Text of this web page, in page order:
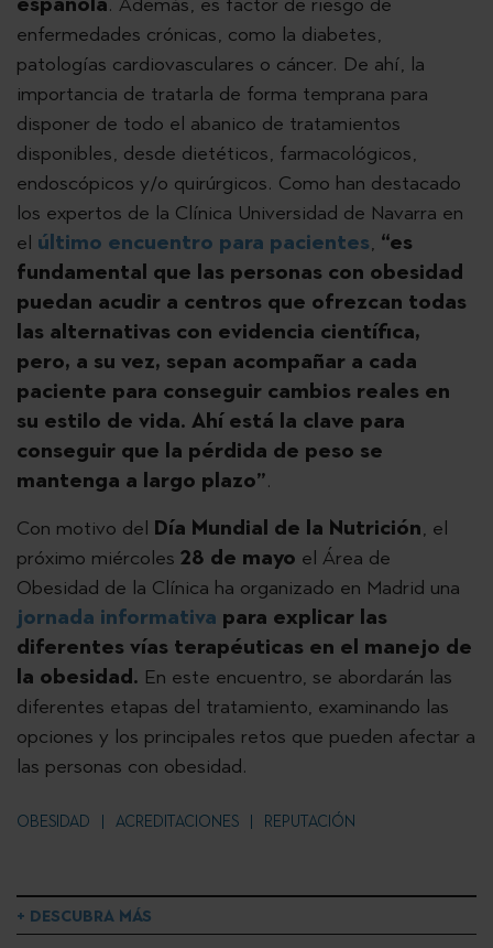
enfermedades crónicas, como la diabetes,
patologías cardiovasculares o cáncer. De ahí, la
importancia de tratarla de forma temprana para
disponer de todo el abanico de tratamientos
disponibles, desde dietéticos, farmacológicos,
endoscópicos y/o quirúrgicos. Como han destacado
los expertos de la Clínica Universidad de Navarra en
el último encuentro para pacientes, “es
fundamental que las personas con obesidad
puedan acudir a centros que ofrezcan todas
las alternativas con evidencia científica,
pero, a su vez, sepan acompañar a cada
paciente para conseguir cambios reales en
su estilo de vida. Ahí está la clave para
conseguir que la pérdida de peso se
mantenga a largo plazo”.
Con motivo del Día Mundial de la Nutrición, el
próximo miércoles 28 de mayo el Área de
Obesidad de la Clínica ha organizado en Madrid una
jornada informativa para explicar las
diferentes vías terapéuticas en el manejo de
la obesidad. En este encuentro, se abordarán las
diferentes etapas del tratamiento, examinando las
opciones y los principales retos que pueden afectar a
las personas con obesidad.
OBESIDAD ACREDITACIONES REPUTACIÓN
+ DESCUBRA MÁS